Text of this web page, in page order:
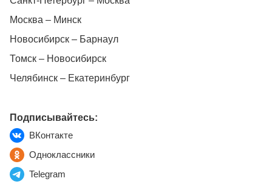
Москва – Минск
Новосибирск – Барнаул
Томск – Новосибирск
Челябинск – Екатеринбург
Подписывайтесь:
ВКонтакте
Одноклассники
Telegram